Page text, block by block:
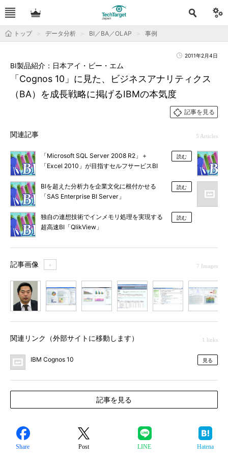
トップ データ分析 BI／BA／OLAP 事例
2011年2月4日
「Cognos 10」に見た、ビジネスアナリティクス
（BA）を成長戦略に掲げるIBMの本気度
BI製品紹介：日本アイ・ビー・エム
記事を見る
関連記事 5 Articles
「Microsoft SQL Server 2008 R2」＋
「Excel 2010」が目指すセルフサービスBI
読む
BIを超えた分析力を企業文化に根付かせる
「SAS Enterprise BI Server」
読む
独自の連想技術でインメモリ処理を実現する
超高速BI「QlikView」
読む
記事画像 ＋ 7 Images
関連リンク（外部サイトに移動します） 1 links
IBM Cognos 10 見る
記事を見る
Share Post LINE Hatena